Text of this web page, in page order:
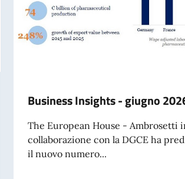
Business Insights - giugno
The European House - Ambrosetti
collaborazione con la DGCE ha
il nuovo numero...